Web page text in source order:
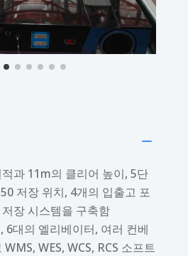
K
과 11m의 클리어 높이, 5단
저장 위치, 4개의 입출고 포
장 시스템을 구축함
6대의 엘리베이터, 여러 컨베
WES, WCS, RCS 소프트